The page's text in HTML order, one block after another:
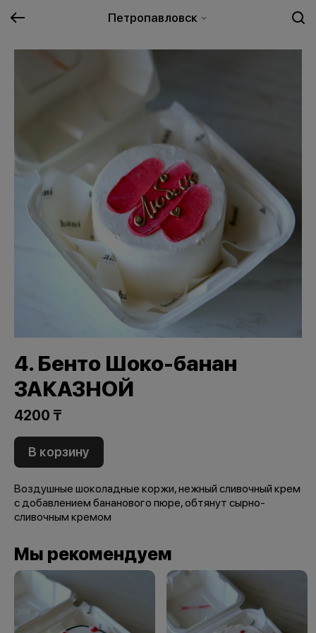
Петропавловск
4. Бенто Шоко-банан
ЗАКАЗНОЙ
4200 ₸
В корзину
Воздушные шоколадные коржи, нежный сливочный крем
с добавлением бананового пюре, обтянут сырно-
сливочным кремом
Мы рекомендуем